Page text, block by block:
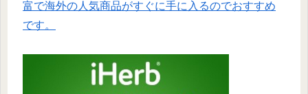
富で海外の人気商品がすぐに手に入るのでおすすめ
です。